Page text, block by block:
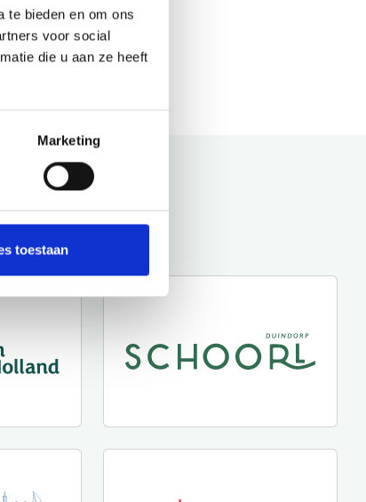
te bieden en om ons
voor social
die u aan ze heeft
Marketing
toestaan